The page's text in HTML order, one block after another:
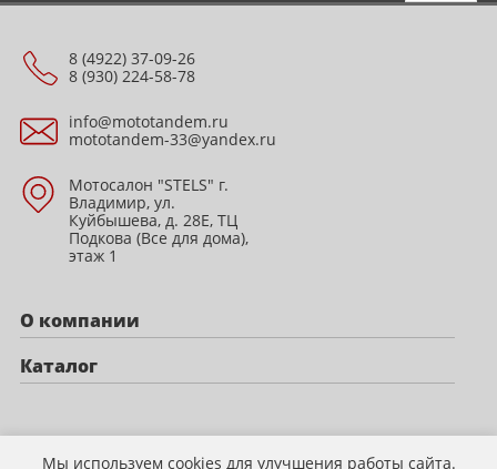
Мы используем cookies для улучшения работы сайта.
8 (4922) 37-09-26
8 (930) 224-58-78
info@mototandem.ru
mototandem-33@yandex.ru
Мотосалон "STELS" г.
Владимир, ул.
Куйбышева, д. 28Е, ТЦ
Подкова (Все для дома),
этаж 1
О компании
Каталог
Политика конфиденциальности